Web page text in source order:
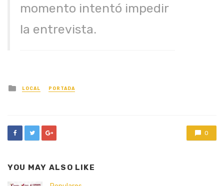
momento intentó impedir
la entrevista.
Posted
in
LOCAL PORTADA
0
YOU MAY ALSO LIKE